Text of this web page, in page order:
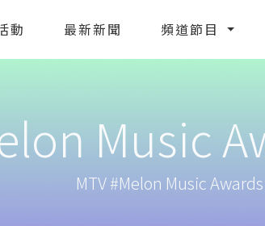
動 最新新聞 頻道節目
Music
MTV #Melon Music